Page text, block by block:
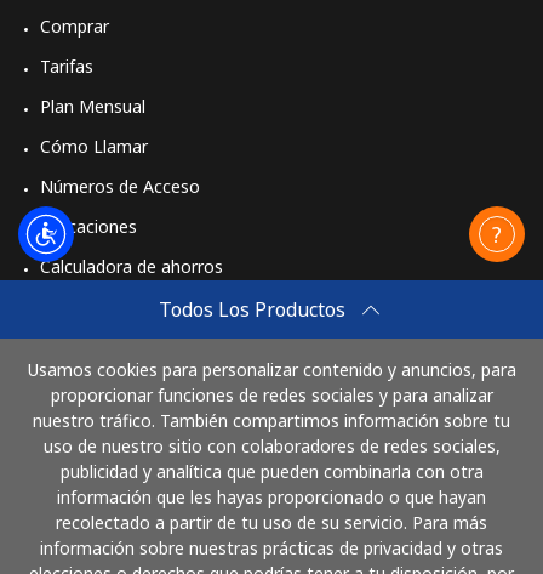
Todos Los Productos
Usamos cookies para personalizar contenido y anuncios, para
proporcionar funciones de redes sociales y para analizar
nuestro tráfico. También compartimos información sobre tu
uso de nuestro sitio con colaboradores de redes sociales,
publicidad y analítica que pueden combinarla con otra
información que les hayas proporcionado o que hayan
recolectado a partir de tu uso de su servicio. Para más
información sobre nuestras prácticas de privacidad y otras
Comprar
Tarifas
Plan Mensual
Cómo Llamar
Números de Acceso
Aplicaciones
Calculadora de ahorros
Cómo funciona
Paga con